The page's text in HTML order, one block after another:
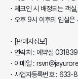
체크인 시 배정되는 객
오후 9시 이후의 입실은
[판매자정보]
연락처 : 예약실
이메일 :
사업자등록번호 :